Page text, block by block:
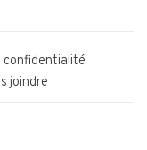
confidentialité
joindre